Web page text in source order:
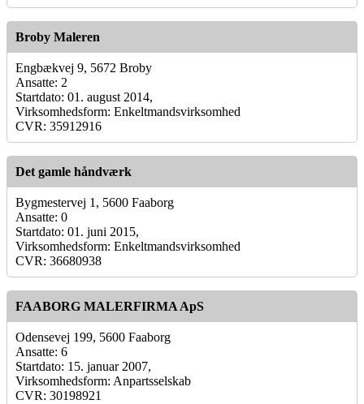
Broby Maleren
Engbækvej 9, 5672 Broby
Ansatte: 2
Startdato: 01. august 2014,
Virksomhedsform: Enkeltmandsvirksomhed
CVR: 35912916
Det gamle håndværk
Bygmestervej 1, 5600 Faaborg
Ansatte: 0
Startdato: 01. juni 2015,
Virksomhedsform: Enkeltmandsvirksomhed
CVR: 36680938
FAABORG MALERFIRMA ApS
Odensevej 199, 5600 Faaborg
Ansatte: 6
Startdato: 15. januar 2007,
Virksomhedsform: Anpartsselskab
CVR: 30198921